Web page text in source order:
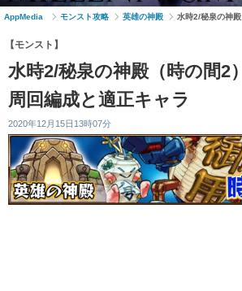
AppMedia モンスト攻略 英雄の神殿 水時2/秘泉の神
【モンスト】
水時2/秘泉の神殿（時の間2
周回編成と適正キャラ
2020年12月15日13時07分